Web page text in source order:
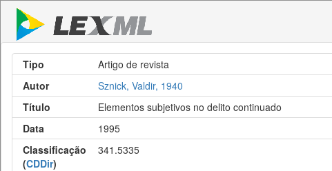
Tipo
Artigo de revista
Autor
Sznick, Valdir, 1940
Título
Elementos subjetivos no delito continuado
Data
1995
Classificação
(CDDir)
341.5335